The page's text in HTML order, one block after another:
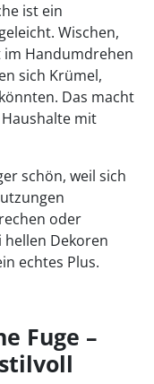
ist ein
Wischen,
im Handumdrehen
sich Krümel,
Das macht
mit
schön, weil sich
oder
Dekoren
echtes Plus.
Fuge –